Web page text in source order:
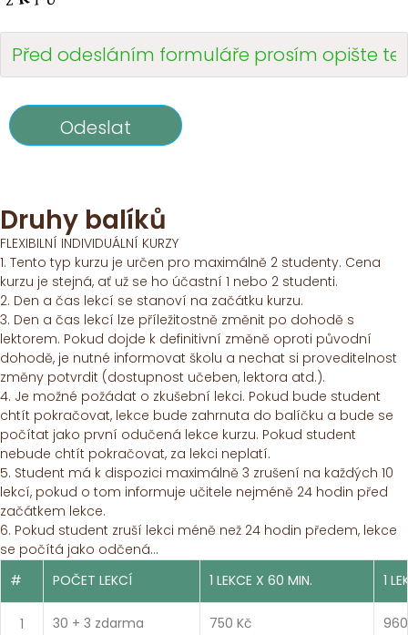
Druhy balíků
FLEXIBILNÍ INDIVIDUÁLNÍ KURZY
1. Tento typ kurzu je určen pro maximálně 2 studenty. Cena
kurzu je stejná, ať už se ho účastní 1 nebo 2 studenti.
2. Den a čas lekcí se stanoví na začátku kurzu.
3. Den a čas lekcí lze příležitostně změnit po dohodě s
lektorem. Pokud dojde k definitivní změně oproti původní
dohodě, je nutné informovat školu a nechat si proveditelnost
změny potvrdit (dostupnost učeben, lektora atd.).
4. Je možné požádat o zkušební lekci. Pokud bude student
chtít pokračovat, lekce bude zahrnuta do balíčku a bude se
počítat jako první odučená lekce kurzu. Pokud student
nebude chtít pokračovat, za lekci neplatí.
5. Student má k dispozici maximálně 3 zrušení na každých 10
lekcí, pokud o tom informuje učitele nejméně 24 hodin před
začátkem lekce.
6. Pokud student zruší lekci méně než 24 hodin předem, lekce
se počítá jako odčená...
#
POČET LEKCÍ 1 LEKCE X 60 MIN. 1
1 30 + 3 zdarma 750 Kč